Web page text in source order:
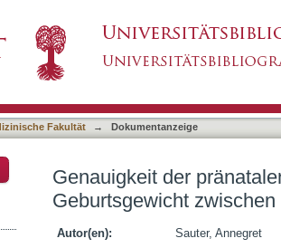
Gewichtsschätzung bei
Fakultät → Dokumentanzeige
Genauigkeit der
Geburtsgewicht zwischen
Autor(en):
Sauter, Annegret